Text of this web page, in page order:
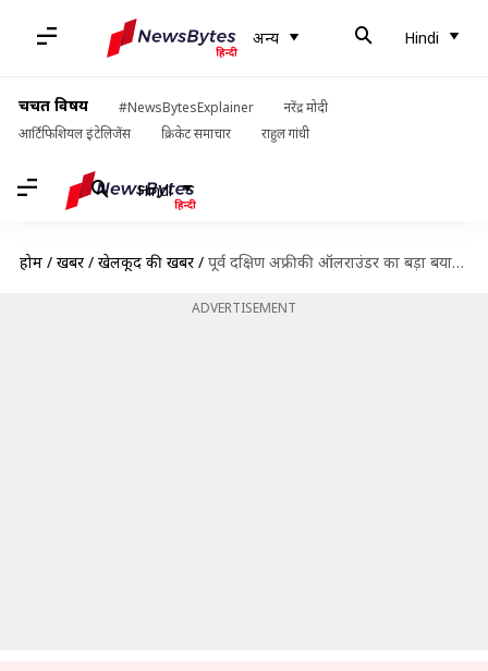
अन्य Hindi
चर्चित विषय #NewsBytesExplainer
नरेंद्र मोदी
आर्टिफिशियल इंटेलिजेंस
क्रिकेट समाचार राहुल गांधी
Hindi
होम / खबरें / खेलकूद की खबरें / पूर्व दक्षिण अफ्रीकी ऑलराउंडर का बड़ा बयान, कहा- भारत में भारत को हराना है असंभव
ADVERTISEMENT